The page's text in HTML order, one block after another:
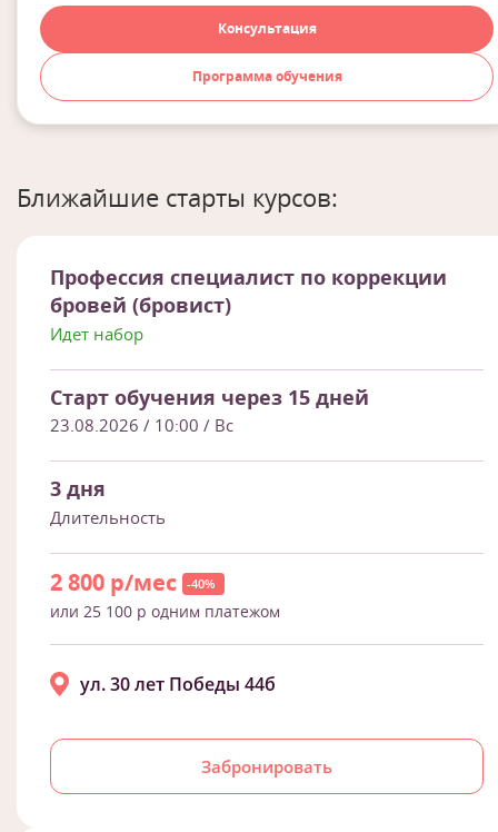
Консультация
Программа обучения
Ближайшие старты курсов:
Профессия специалист по коррекции
бровей (бровист)
Идет набор
Старт обучения через 15 дней
23.08.2026 / 10:00 / Вс
3 дня
Длительность
2 800 р/мес -40%
или 25 100 р одним платежом
Забронировать
ул. 30 лет Победы 44б